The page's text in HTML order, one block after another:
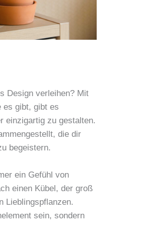
Design verleihen? Mit
es gibt, gibt es
einzigartig zu gestalten.
die dir
begeistern.
ein Gefühl von
einen Kübel, der groß
Lieblingspflanzen.
sein, sondern